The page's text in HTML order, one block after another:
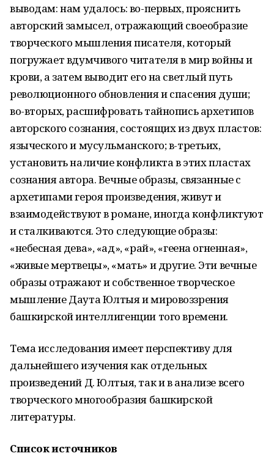
выводам: нам удалось: во-первых, прояснить
авторский замысел, отражающий своеобразие
творческого мышления писателя, который
погружает вдумчивого читателя в мир войны и
крови, а затем выводит его на светлый путь
революционного обновления и спасения души;
во-вторых, расшифровать тайнопись архетипов
авторского сознания, состоящих из двух пластов:
языческого и мусульманского; в-третьих,
установить наличие конфликта в этих пластах
сознания автора. Вечные образы, связанные с
архетипами героя произведения, живут и
взаимодействуют в романе, иногда конфликтуют
и сталкиваются. Это следующие образы:
«небесная дева», «ад», «рай», «геена огненная»,
«живые мертвецы», «мать» и другие. Эти вечные
образы отражают и собственное творческое
мышление Даута Юлтыя и мировоззрения
башкирской интеллигенции того времени.
Тема исследования имеет перспективу для
дальнейшего изучения как отдельных
произведений Д. Юлтыя, так и в анализе всего
творческого многообразия башкирской
литературы.
Список источников